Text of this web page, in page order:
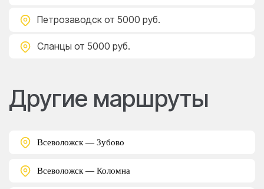
Петрозаводск от 5000 руб.
Сланцы от 5000 руб.
Другие маршруты
Всеволожск — Зубово
Всеволожск — Коломна